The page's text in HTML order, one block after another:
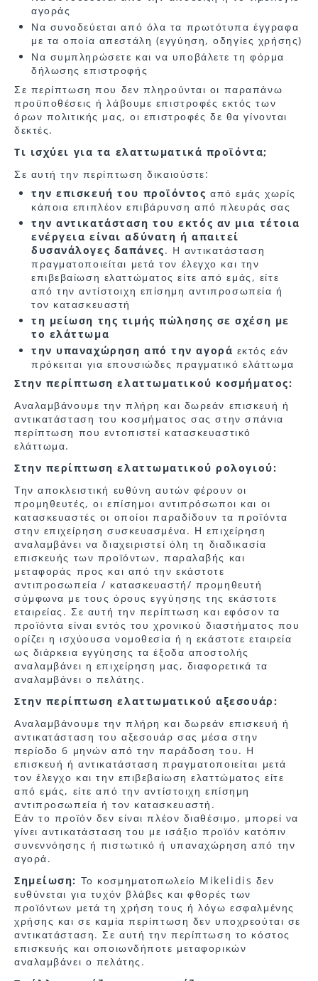
αγοράς
Να συνοδεύεται από όλα τα πρωτότυπα έγγραφα
με τα οποία απεστάλη (εγγύηση, οδηγίες χρήσης)
Να συμπληρώσετε και να υποβάλετε τη φόρμα
δήλωσης επιστροφής
Σε περίπτωση που δεν πληρούνται οι παραπάνω
προϋποθέσεις ή λάβουμε επιστροφές εκτός των
όρων πολιτικής μας, οι επιστροφές δε θα γίνονται
δεκτές.
Τι ισχύει για τα ελαττωματικά προϊόντα;
Σε αυτή την περίπτωση δικαιούστε:
την επισκευή του προϊόντος από εμάς χωρίς
κάποια επιπλέον επιβάρυνση από πλευράς σας
την αντικατάσταση του εκτός αν μια τέτοια
ενέργεια είναι αδύνατη ή απαιτεί
δυσανάλογες δαπάνες. H αντικατάσταση
πραγματοποιείται μετά τον έλεγχο και την
επιβεβαίωση ελαττώματος είτε από εμάς, είτε
από την αντίστοιχη επίσημη αντιπροσωπεία ή
τον κατασκευαστή
τη μείωση της τιμής πώλησης σε σχέση με
το ελάττωμα
την υπαναχώρηση από την αγορά εκτός εάν
πρόκειται για επουσιώδες πραγματικό ελάττωμα
Στην περίπτωση ελαττωματικού κοσμήματος:
Αναλαμβάνουμε την πλήρη και δωρεάν επισκευή ή
αντικατάσταση του κοσμήματος σας στην σπάνια
περίπτωση που εντοπιστεί κατασκευαστικό
ελάττωμα.
Στην περίπτωση ελαττωματικού ρολογιού:
Την αποκλειστική ευθύνη αυτών φέρουν οι
προμηθευτές, οι επίσημοι αντιπρόσωποι και οι
κατασκευαστές οι οποίοι παραδίδουν τα προϊόντα
στην επιχείρηση συσκευασμένα. Η επιχείρηση
αναλαμβάνει να διαχειριστεί όλη τη διαδικασία
επισκευής των προϊόντων, παραλαβής και
μεταφοράς προς και από την εκάστοτε
αντιπροσωπεία / κατασκευαστή/ προμηθευτή
σύμφωνα με τους όρους εγγύησης της εκάστοτε
εταιρείας. Σε αυτή την περίπτωση και εφόσον τα
προϊόντα είναι εντός του χρονικού διαστήματος που
ορίζει η ισχύουσα νομοθεσία ή η εκάστοτε εταιρεία
ως διάρκεια εγγύησης τα έξοδα αποστολής
αναλαμβάνει η επιχείρηση μας, διαφορετικά τα
αναλαμβάνει ο πελάτης.
Στην περίπτωση ελαττωματικού αξεσουάρ:
Αναλαμβάνουμε την πλήρη και δωρεάν επισκευή ή
αντικατάσταση του αξεσουάρ σας μέσα στην
περίοδο 6 μηνών από την παράδοση του. H
επισκευή ή αντικατάσταση πραγματοποιείται μετά
τον έλεγχο και την επιβεβαίωση ελαττώματος είτε
από εμάς, είτε από την αντίστοιχη επίσημη
αντιπροσωπεία ή τον κατασκευαστή.
Εάν το προϊόν δεν είναι πλέον διαθέσιμο, μπορεί να
γίνει αντικατάσταση του με ισάξιο προϊόν κατόπιν
συνεννόησης ή πιστωτικό ή υπαναχώρηση από την
αγορά.
Σημείωση: Το κοσμηματοπωλείο Mikelidis δεν
ευθύνεται για τυχόν βλάβες και φθορές των
προϊόντων μετά τη χρήση τους ή λόγω εσφαλμένης
χρήσης και σε καμία περίπτωση δεν υποχρεούται σε
αντικατάσταση. Σε αυτή την περίπτωση το κόστος
επισκευής και οποιωνδήποτε μεταφορικών
αναλαμβάνει ο πελάτης.